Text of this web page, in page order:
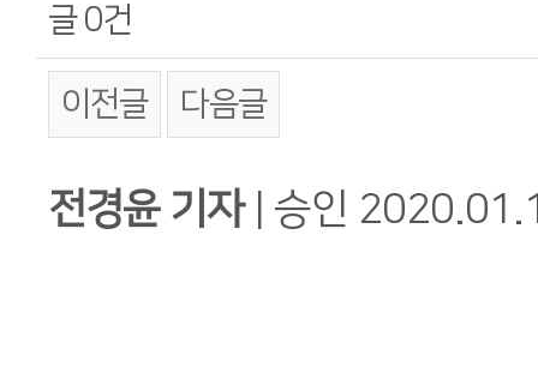
글 0건
이전글 다음글
본문
전경윤 기자 승인